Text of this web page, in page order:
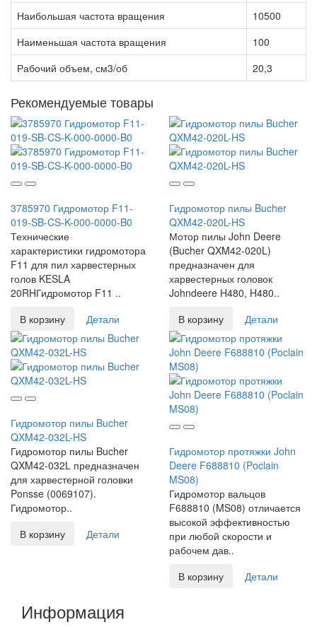
Наибольшая частота вращения
10500
Наименьшая частота вращения
100
Рабочий объем, см3/об
20,3
Рекомендуемые товары
3785970 Гидромотор F11-
019-SB-CS-K-000-0000-B0
Технические
характеристики гидромотора
F11 для пил харвестерных
голов KESLA
20RHГидромотор F11 ..
В корзину
Детали
Гидромотор пилы Bucher
QXM42-020L-HS
Мотор пилы John Deere
(Bucher QXM42-020L)
предназначен для
харвестерных головок
Johndeere H480, H480..
В корзину
Детали
Гидромотор пилы Bucher
QXM42-032L-HS
Гидромотор пилы Bucher
QXM42-032L предназначен
для харвестерной головки
Ponsse (0069107).
Гидромотор..
В корзину
Детали
Гидромотор протяжки John
Deere F688810 (Poclain
MS08)
Гидромотор вальцов
F688810 (MS08) отличается
высокой эффективностью
при любой скорости и
рабочем дав..
В корзину
Детали
Информация